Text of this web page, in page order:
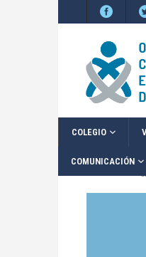
COLEGIO
COMUNICACIÓN
Posts